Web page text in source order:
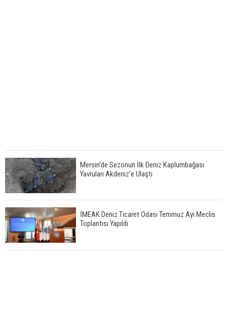
Mersin'de Sezonun İlk Deniz Kaplumbağası
Yavruları Akdeniz'e Ulaştı
İMEAK Deniz Ticaret Odası Temmuz Ayı Meclis
Toplantısı Yapıldı